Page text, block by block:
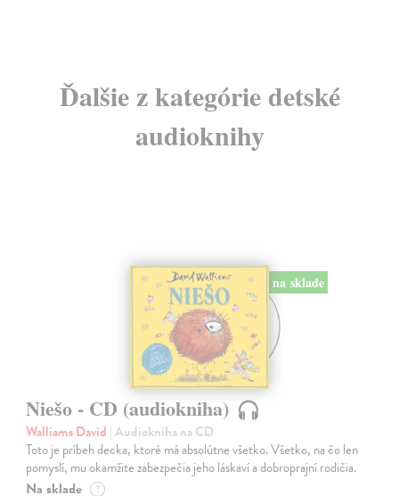
Ďalšie z kategórie detské
audioknihy
na sklade
Niešo - CD (audiokniha)
Walliams David | Audiokniha na CD
Toto je príbeh decka, ktoré má absolútne všetko. Všetko, na čo len
pomyslí, mu okamžite zabezpečia jeho láskaví a dobroprajní rodičia.
Na sklade ?